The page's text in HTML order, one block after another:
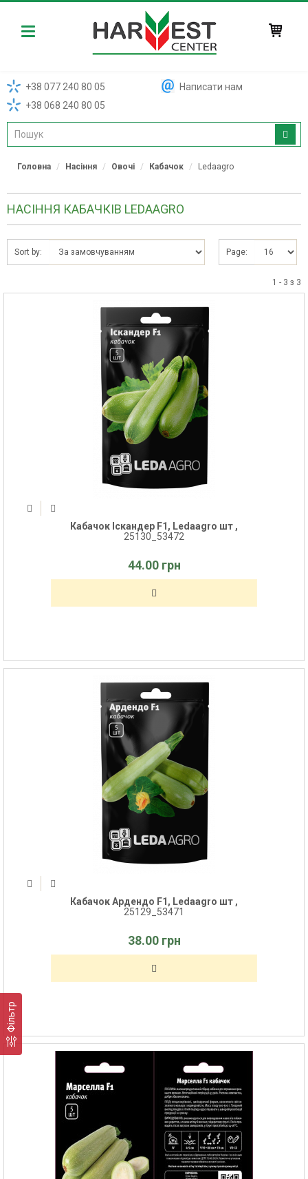
Harvest
+38 077 240 80 05
+38 068 240 80 05
Написати нам
Головна Насіння Овочі Кабачок Ledaagro
Фільтр
НАСІННЯ КАБАЧКІВ LEDAAGRO
Sort by: Page:
1 - 3 з 3
Кабачок Іскандер F1, Ledaagro шт ,
25130_53472
44.00 грн
Кабачок Ардендо F1, Ledaagro шт ,
25129_53471
38.00 грн